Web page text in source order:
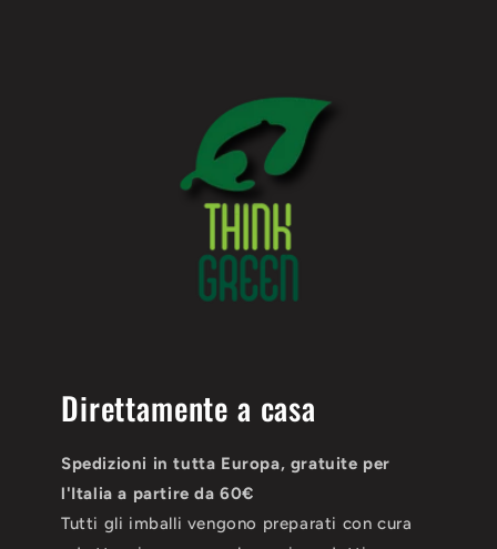
Direttamente a casa
Spedizioni in tutta Europa, gratuite per
l'Italia a partire da 60€
Tutti gli imballi vengono preparati con cura